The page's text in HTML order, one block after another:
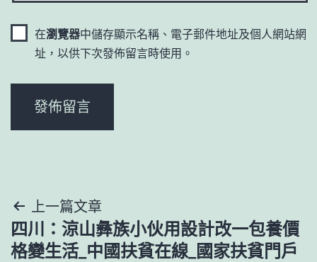
在瀏覽器中儲存顯示名稱、電子郵件地址及個人網站網
址，以供下次發佈留言時使用。
文
章
上一篇文章
四川：涼山彝族小伙用設計改一包養價
格變生活_中國扶貧在線_國家扶貧門戶